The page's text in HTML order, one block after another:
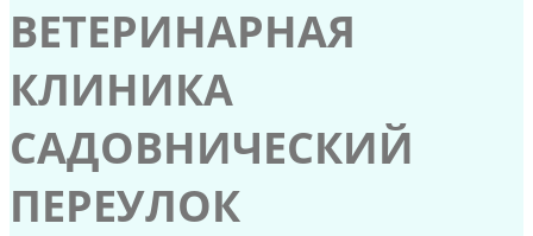
ВЕТЕРИНАРНАЯ
КЛИНИКА
САДОВНИЧЕСКИЙ
ПЕРЕУЛОК